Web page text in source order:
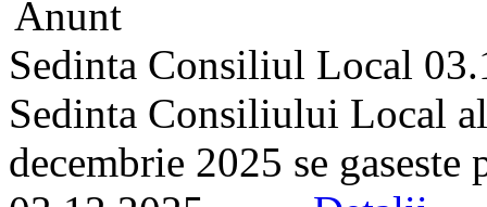
Sedinta Consiliul Local
Sedinta Consiliului Local
decembrie 2025 se